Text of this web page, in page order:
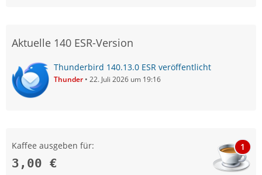
Aktuelle 140 ESR-Version
Thunderbird 140.13.0 ESR veröffentlicht
Thunder 22. Juli 2026 um 19:16
Kaffee ausgeben für:
3,00 €
1